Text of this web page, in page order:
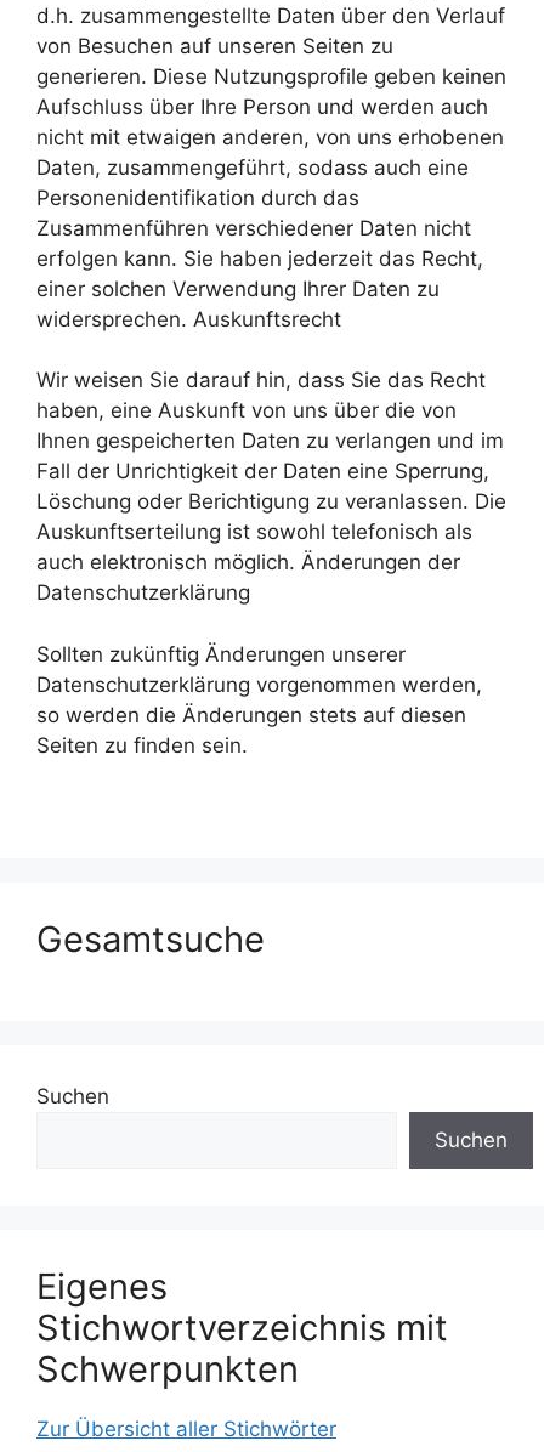
d.h. zusammengestellte Daten über den Verlauf
von Besuchen auf unseren Seiten zu
generieren. Diese Nutzungsprofile geben keinen
Aufschluss über Ihre Person und werden auch
nicht mit etwaigen anderen, von uns erhobenen
Daten, zusammengeführt, sodass auch eine
Personenidentifikation durch das
Zusammenführen verschiedener Daten nicht
erfolgen kann. Sie haben jederzeit das Recht,
einer solchen Verwendung Ihrer Daten zu
widersprechen. Auskunftsrecht
Wir weisen Sie darauf hin, dass Sie das Recht
haben, eine Auskunft von uns über die von
Ihnen gespeicherten Daten zu verlangen und im
Fall der Unrichtigkeit der Daten eine Sperrung,
Löschung oder Berichtigung zu veranlassen. Die
Auskunftserteilung ist sowohl telefonisch als
auch elektronisch möglich. Änderungen der
Datenschutzerklärung
Sollten zukünftig Änderungen unserer
Datenschutzerklärung vorgenommen werden,
so werden die Änderungen stets auf diesen
Seiten zu finden sein.
Gesamtsuche
Suchen
Suchen
Eigenes
Stichwortverzeichnis mit
Schwerpunkten
Zur Übersicht aller Stichwörter